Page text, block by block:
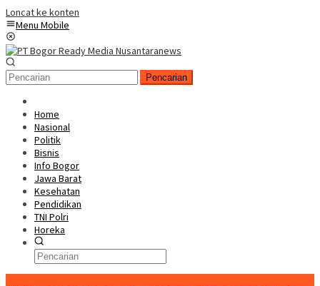
Loncat ke konten
Menu Mobile
Pencarian
Home
Nasional
Politik
Bisnis
Info Bogor
Jawa Barat
Kesehatan
Pendidikan
TNI Polri
Horeka